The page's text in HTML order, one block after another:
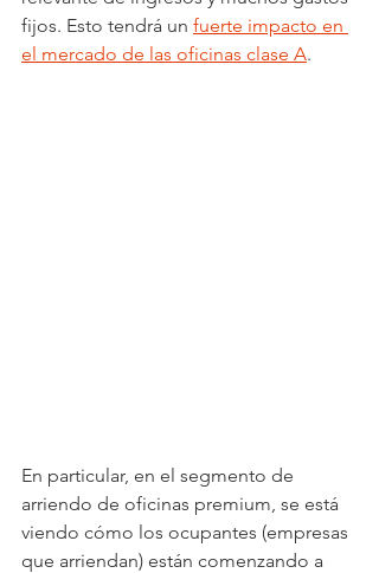
fijos. Esto tendrá un fuerte impacto en
el mercado de las oficinas clase A.
En particular, en el segmento de
arriendo de oficinas premium, se está
viendo cómo los ocupantes (empresas
que arriendan) están comenzando a